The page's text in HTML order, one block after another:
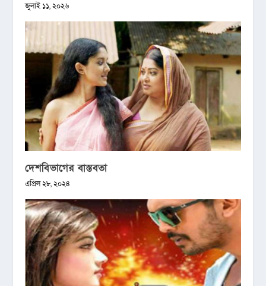
জুলাই ১১, ২০২৬
দেশবিভাগের বাস্তবতা
এপ্রিল ২৮, ২০২৪